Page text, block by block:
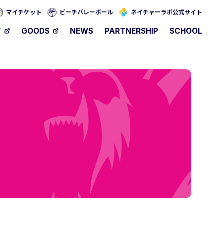
GOODS NEWS PARTNERSHIP SCHOOL
マイチケット ビーチバレーボール ネイチャーラボ公式サイト